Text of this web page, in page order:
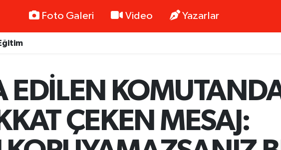
Foto Galeri Video Yazarlar
EDİLEN
ÇEKEN MESAJ: